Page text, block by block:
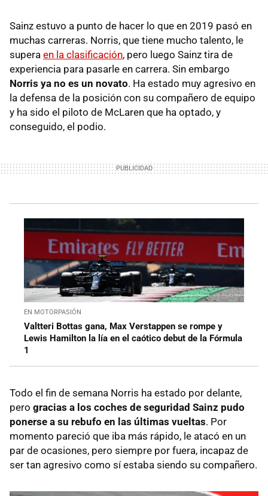
Sainz estuvo a punto de hacer lo que en 2019 pasó en
muchas carreras. Norris, que tiene mucho talento, le
supera en la clasificación, pero luego Sainz tira de
experiencia para pasarle en carrera. Sin embargo
Norris ya no es un novato. Ha estado muy agresivo en
la defensa de la posición con su compañero de equipo
y ha sido el piloto de McLaren que ha optado, y
conseguido, el podio.
EN MOTORPASIÓN
Valtteri Bottas gana, Max Verstappen se rompe y
Lewis Hamilton la lía en el caótico debut de la Fórmula
1
Todo el fin de semana Norris ha estado por delante,
pero gracias a los coches de seguridad Sainz pudo
ponerse a su rebufo en las últimas vueltas. Por
momento pareció que iba más rápido, le atacó en un
par de ocasiones, pero siempre por fuera, incapaz de
ser tan agresivo como sí estaba siendo su compañero.